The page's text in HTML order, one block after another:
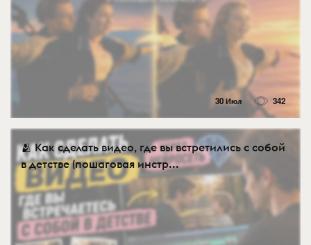
30 Июл 342
🫂 Как сделать видео, где вы встретились с собой
в детстве (пошаговая инстр...